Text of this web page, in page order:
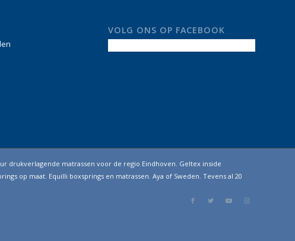
VOLG ONS OP FACEBOOK
drukverlagende matrassen voor de regio Eindhoven. Geltex inside
op maat. Equilli boxsprings en matrassen. Aya of Sweden. Tevens al 20